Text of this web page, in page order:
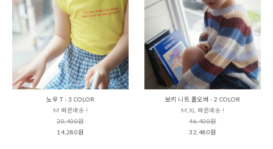
노우 T - 3 COLOR
M 빠른배송 !
20,400원
14,280원
보키 니트 풀오버 - 2 COLOR
M,XL 빠른배송 !
46,400원
32,480원